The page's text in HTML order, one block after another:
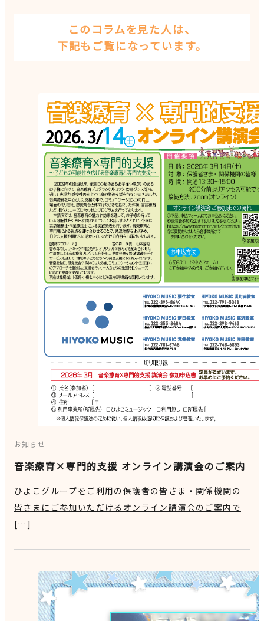
このコラムを見た人は、
下記もご覧になっています。
お知らせ
音楽療育×専門的支援 オンライン講演会のご案内
ひよこグループをご利用の保護者の皆さま・関係機関の
皆さまにご参加いただけるオンライン講演会のご案内で
[…]